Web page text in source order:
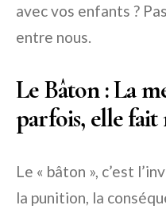
avec vos enfants ?
entre nous.
Le Bâton : La
parfois, elle fait
Le « bâton », c’est
la punition, la